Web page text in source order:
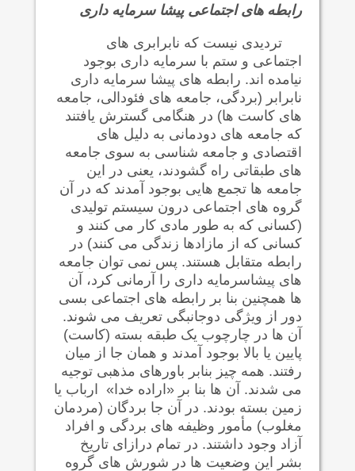
رابطه های اجتماعی پيشا سرمایه داری
تردیدی نیست که نابرابری های
اجتماعی و ستم با سرمایه داری بوجود
نیامده اند. رابطه های پیشا سرمايه داری
نابرابر (بردگی، جامعه های فئودالی، جامعه
های کاست ها) در هنگامی گسترش یافتند
که جامعه های دودمانی به دلیل های
اقتصادی و جامعه شناسی به سوی جامعه
های طبقاتی راه گشودند، یعنی در این
جامعه ها تجمع هایی بوجود آمدند که در آن
گروه های اجتماعی درون سیستم تولیدی
(کسانی که به طور مادی کار می کنند و
کسانی که از مازادها زندگی می کنند) در
رابطه متقابل هستند. پس نمی توان جامعه
های پيشاسرمایه داری را آرمانی کرد، آن
ها همچنین بنا بر رابطه های اجتماعی بسی
دور از ويژگی دوجانبگی تعريف می شوند.
آن ها در چارچوب یک طبقه بسته (کاست)
پایین یا بالا بوجود آمدند و همان جا از میان
رفتند. همه چیز بنابر باورهای مذهبی توجیه
می شدند. آن ها بنا بر «اراده خدا» ارباب يا
زمين بسته بودند. در آن جا بردگان (مردمان
مغلوب) مأمور وظیفه های بردگی و افراد
آزاد وجود داشتند. در تمام درازای تاريخ
بشر این وضعیت ها در شورش های گروه